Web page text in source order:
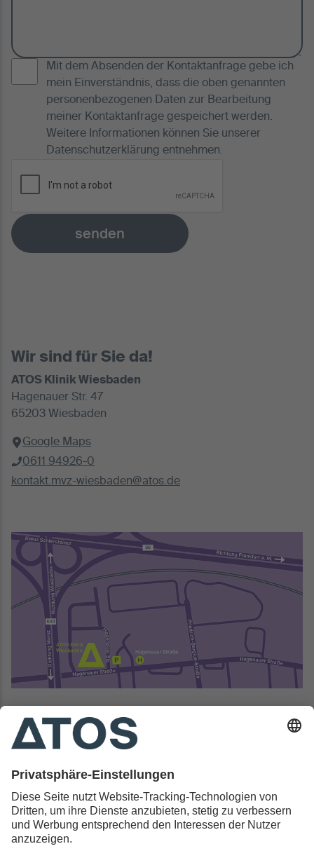
Mit dem Absenden der Kontaktanfrage gebe ich
mein Einverständnis, dass die oben genannten
personenbezogenen Daten zur Bearbeitung
meiner Kontaktanfrage gespeichert werden.
Weitere Informationen können Sie unserer
Datenschutzerklärung entnehmen.
senden
Wir sind für Sie da!
ATOS Klinik Wiesbaden
Hagenauer Str. 47
65203 Wiesbaden
Google Maps
0611 94926-0
kontakt.mvz-wiesbaden@atos.de